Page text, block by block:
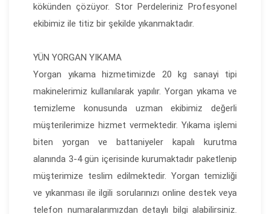
kökünden çözüyor. Stor Perdeleriniz Profesyonel
ekibimiz ile titiz bir şekilde yıkanmaktadır.
YÜN YORGAN YIKAMA
Yorgan yıkama hizmetimizde 20 kg sanayi tipi
makinelerimiz kullanılarak yapılır. Yorgan yıkama ve
temizleme konusunda uzman ekibimiz değerli
müşterilerimize hizmet vermektedir. Yıkama işlemi
biten yorgan ve battaniyeler kapalı kurutma
alanında 3-4 gün içerisinde kurumaktadır paketlenip
müşterimize teslim edilmektedir. Yorgan temizliği
ve yıkanması ile ilgili sorularınızı online destek veya
telefon numaralarımızdan detaylı bilgi alabilirsiniz.